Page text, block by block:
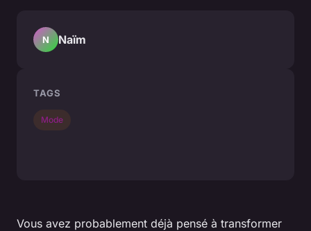
Vous avez probablement déjà pensé à transformer
N Naïm
TAGS
Mode